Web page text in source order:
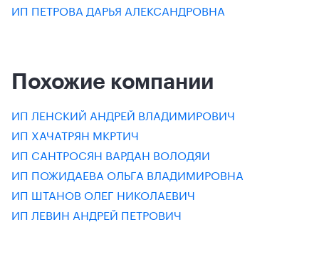
ИП ПЕТРОВА ДАРЬЯ АЛЕКСАНДРОВНА
Похожие компании
ИП ЛЕНСКИЙ АНДРЕЙ ВЛАДИМИРОВИЧ
ИП ХАЧАТРЯН МКРТИЧ
ИП САНТРОСЯН ВАРДАН ВОЛОДЯИ
ИП ПОЖИДАЕВА ОЛЬГА ВЛАДИМИРОВНА
ИП ШТАНОВ ОЛЕГ НИКОЛАЕВИЧ
ИП ЛЕВИН АНДРЕЙ ПЕТРОВИЧ